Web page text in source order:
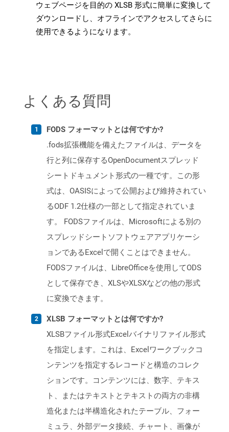
ウェブページを目的の XLSB 形式に簡単に変換して
ダウンロードし、オフラインでアクセスしてさらに
使用できるようになります。
よくある質問
FODS フォーマットとは何ですか?
.fods拡張機能を備えたファイルは、データを
行と列に保存するOpenDocumentスプレッド
シートドキュメント形式の一種です。この形
式は、OASISによって公開および維持されてい
るODF 1.2仕様の一部として指定されていま
す。 FODSファイルは、Microsoftによる別の
スプレッドシートソフトウェアアプリケーシ
ョンであるExcelで開くことはできません。
FODSファイルは、LibreOfficeを使用してODS
として保存でき、XLSやXLSXなどの他の形式
に変換できます。
XLSB フォーマットとは何ですか?
XLSBファイル形式Excelバイナリファイル形式
を指定します。これは、Excelワークブックコ
ンテンツを指定するレコードと構造のコレク
ションです。コンテンツには、数字、テキス
ト、またはテキストとテキストの両方の非構
造化または半構造化されたテーブル、フォー
ミュラ、外部データ接続、チャート、画像が